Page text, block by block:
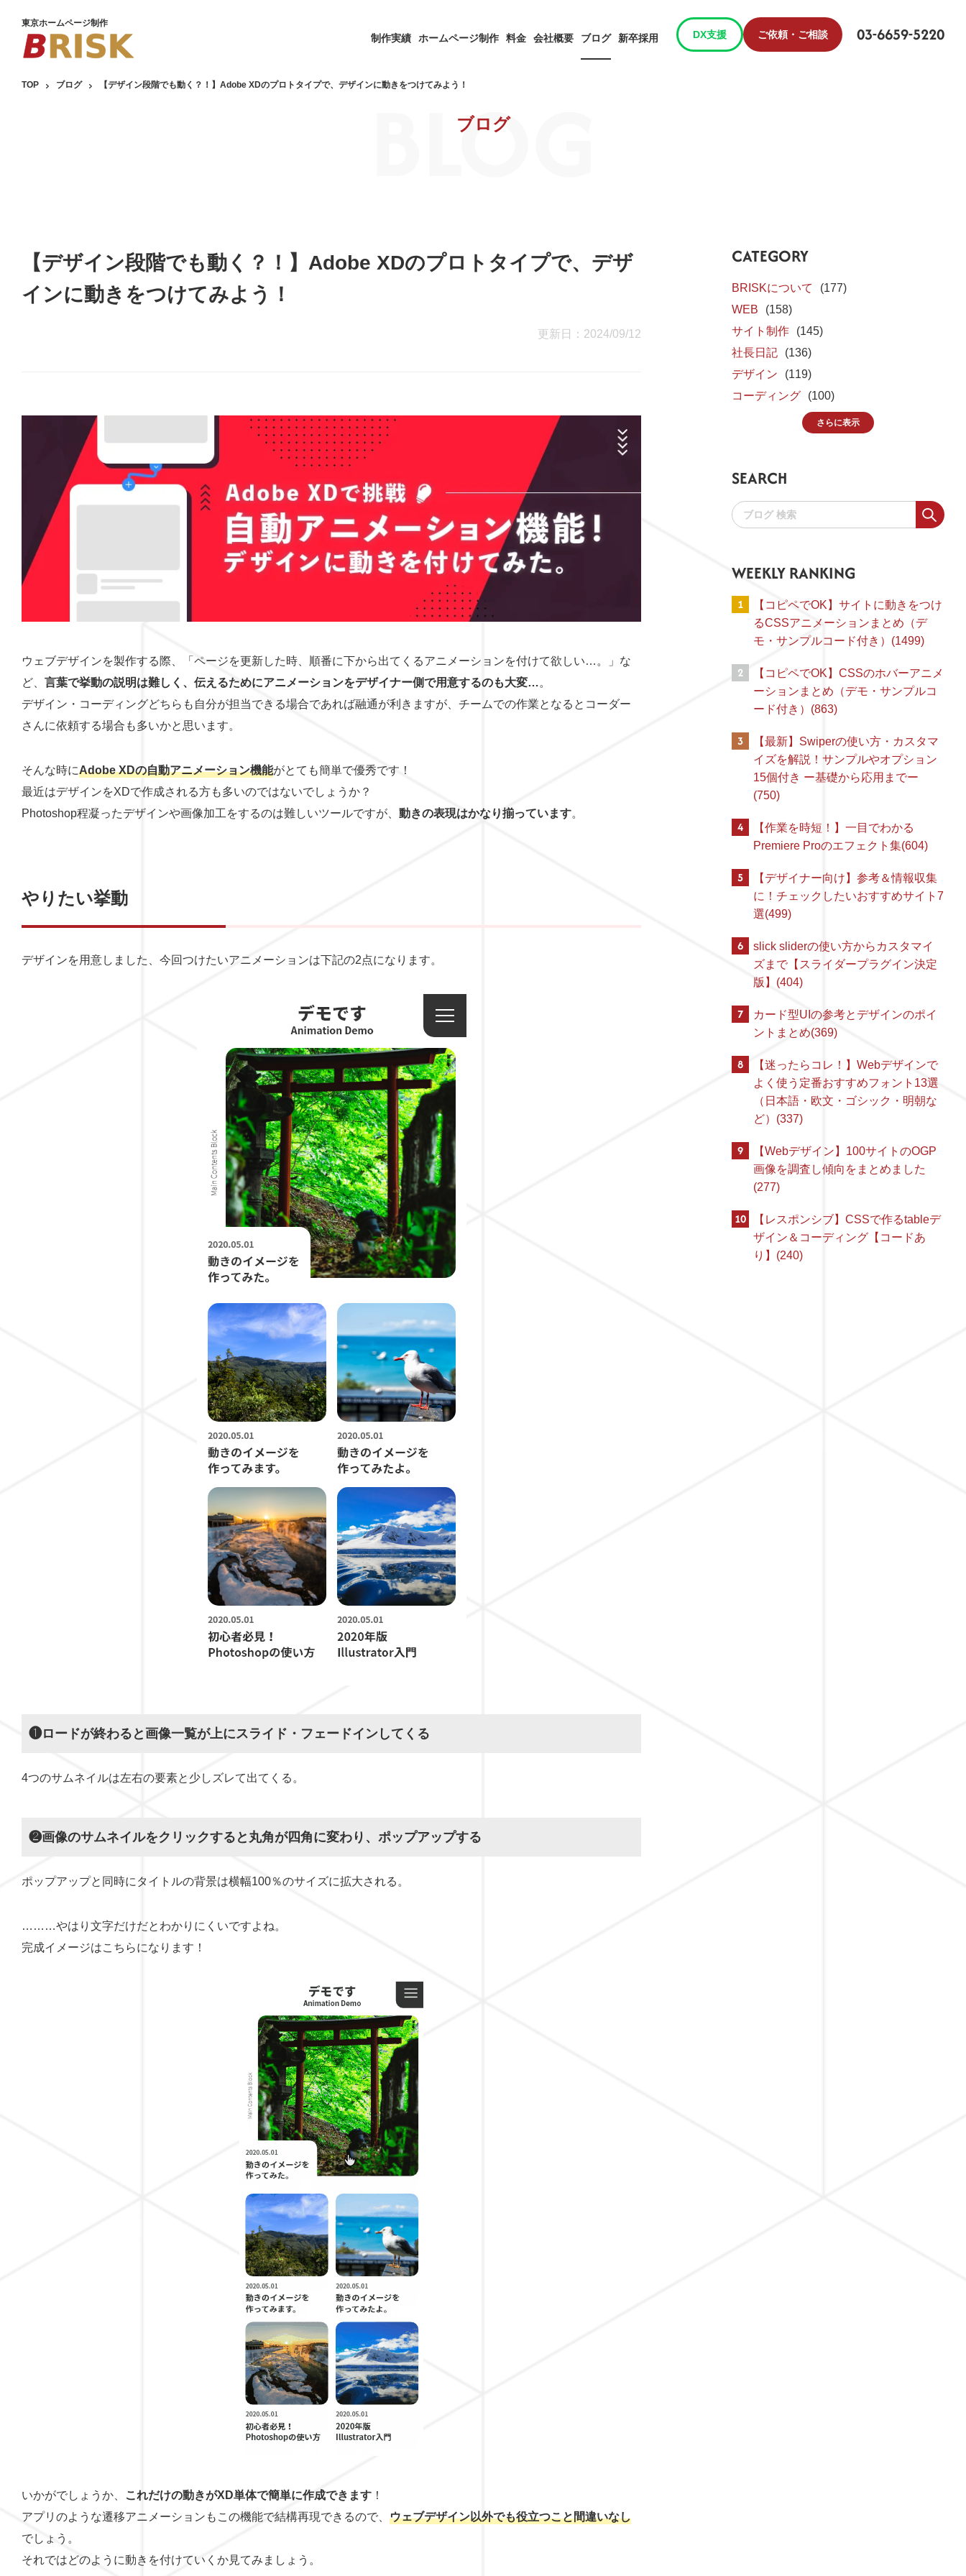
東京ホームページ制作
制作実績 ホームページ制作 料金 会社概要 ブログ 新卒採用 DX支援 ご依頼・ご相談 03-6659-5220
ブログ
BLOG
TOP ブログ 【デザイン段階でも動く？！】Adobe XDのプロトタイプで、デザインに動きをつけてみよう！
【デザイン段階でも動く？！】Adobe XDのプロトタイプで、デザ
インに動きをつけてみよう！
更新日：2024/09/12
ウェブデザインを製作する際、「ページを更新した時、順番に下から出てくるアニメーションを付けて欲しい…。」な
ど、 言葉で挙動の説明は難しく、伝えるためにアニメーションをデザイナー側で用意するのも大変…。
デザイン・コーディングどちらも自分が担当できる場合であれば融通が利きますが、チームでの作業となるとコーダー
さんに依頼する場合も多いかと思います。
そんな時にAdobe XDの自動アニメーション機能がとても簡単で優秀です！
最近はデザインをXDで作成される方も多いのではないでしょうか？
Photoshop程凝ったデザインや画像加工をするのは難しいツールですが、 動きの表現はかなり揃っています。
やりたい挙動
デザインを用意しました、今回つけたいアニメーションは下記の2点になります。
❶ロードが終わると画像一覧が上にスライド・フェードインしてくる
4つのサムネイルは左右の要素と少しズレて出てくる。
❷画像のサムネイルをクリックすると丸角が四角に変わり、ポップアップする
ポップアップと同時にタイトルの背景は横幅100％のサイズに拡大される。
………やはり文字だけだとわかりにくいですよね。
完成イメージはこちらになります！
いかがでしょうか、 これだけの動きがXD単体で簡単に作成できます ！
アプリのような遷移アニメーションもこの機能で結構再現できるので、 ウェブデザイン以外でも役立つこと間違いなし
でしょう。
それではどのように動きを付けていくか見てみましょう。
CATEGORY
BRISKについて
(177)
WEB
(158)
サイト制作
(145)
社長日記
(136)
デザイン
(119)
コーディング
(100)
さらに表示
SEARCH
WEEKLY RANKING
1
【コピペでOK】サイトに動きをつけ
るCSSアニメーションまとめ（デ
モ・サンプルコード付き）(1499)
2
【コピペでOK】CSSのホバーアニメ
ーションまとめ（デモ・サンプルコ
ード付き）(863)
3
【最新】Swiperの使い方・カスタマ
イズを解説！サンプルやオプション
15個付き ー基礎から応用までー
(750)
4
【作業を時短！】一目でわかる
Premiere Proのエフェクト集(604)
5
【デザイナー向け】参考＆情報収集
に！チェックしたいおすすめサイト7
選(499)
6
slick sliderの使い方からカスタマイ
ズまで【スライダープラグイン決定
版】(404)
7
カード型UIの参考とデザインのポイ
ントまとめ(369)
8
【迷ったらコレ！】Webデザインで
よく使う定番おすすめフォント13選
（日本語・欧文・ゴシック・明朝な
ど）(337)
9
【Webデザイン】100サイトのOGP
画像を調査し傾向をまとめました
(277)
10
【レスポンシブ】CSSで作るtableデ
ザイン＆コーディング【コードあ
り】(240)